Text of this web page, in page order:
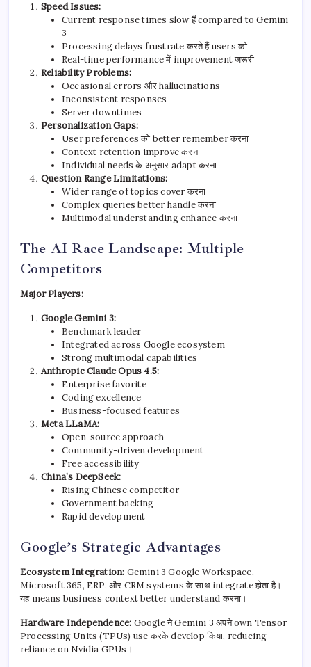
Speed Issues:
Current response times slow हैं compared to Gemini
3
Processing delays frustrate करते हैं users को
Real-time performance में improvement जरूरी
Reliability Problems:
Occasional errors और hallucinations
Inconsistent responses
Server downtimes
Personalization Gaps:
User preferences को better remember करना
Context retention improve करना
Individual needs के अनुसार adapt करना
Question Range Limitations:
Wider range of topics cover करना
Complex queries better handle करना
Multimodal understanding enhance करना
The AI Race Landscape: Multiple
Competitors
Major Players:
Google Gemini 3:
Benchmark leader
Integrated across Google ecosystem
Strong multimodal capabilities
Anthropic Claude Opus 4.5:
Enterprise favorite
Coding excellence
Business-focused features
Meta LLaMA:
Open-source approach
Community-driven development
Free accessibility
China’s DeepSeek:
Rising Chinese competitor
Government backing
Rapid development
Google’s Strategic Advantages
Ecosystem Integration: Gemini 3 Google Workspace,
Microsoft 365, ERP, और CRM systems के साथ integrate होता है।
यह means business context better understand करना।
Hardware Independence: Google ने Gemini 3 अपने own Tensor
Processing Units (TPUs) use करके develop किया, reducing
reliance on Nvidia GPUs।